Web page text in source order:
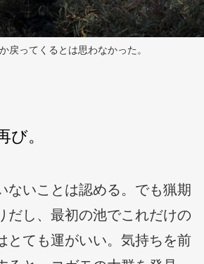
戻ってくるとは思わなかった。
。
ないことは認める。でも猟期
だし、最初の池でこれだけの
とても運がいい。気持ちを前